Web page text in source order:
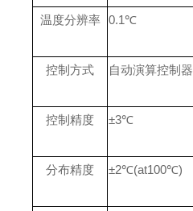
温度分辨率 0.1℃
控制方式 自动演算控制器
控制精度 ±3℃
分布精度 ±2℃(at100℃)